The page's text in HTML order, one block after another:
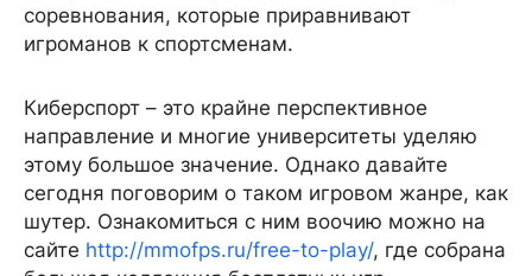
соревнования, которые приравнивают
игроманов к спортсменам.
Киберспорт – это крайне перспективное
направление и многие университеты уделяю
этому большое значение. Однако давайте
сегодня поговорим о таком игровом жанре, как
шутер. Ознакомиться с ним воочию можно на
сайте http://mmofps.ru/free-to-play/, где собрана